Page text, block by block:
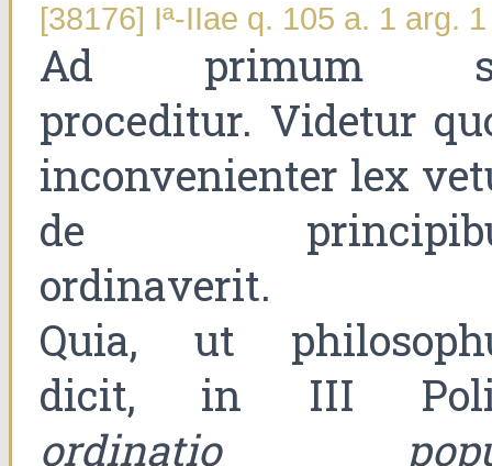
[38176] Iª-IIae q. 105 a. 1 arg. 1
Ad primum
proceditur. Videtur
inconvenienter lex
de
ordinaverit.
Quia, ut
dicit, in III
ordinatio